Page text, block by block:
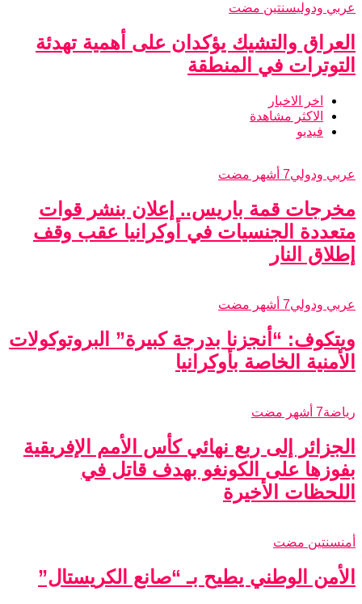
عربي ودوليسنتين مضت
العراق والتشيك يؤكدان على أهمية تهدئة
التوترات في المنطقة
اخر الاخبار
الاكثر مشاهدة
فيديو
عربي ودولي7 أشهر مضت
مخرجات قمة باريس.. إعلان بنشر قوات
متعددة الجنسيات في أوكرانيا عقب وقف
إطلاق النار
عربي ودولي7 أشهر مضت
ويتكوف: “أنجزنا بدرجة كبيرة” البروتوكولات
الأمنية الخاصة بأوكرانيا
رياضة7 أشهر مضت
الجزائر إلى ربع نهائي كأس الأمم الإفريقية
بفوزها على الكونغو بهدف قاتل في
اللحظات الأخيرة
أمنسنتين مضت
الأمن الوطني يطيح بـ “صانع الكريستال”